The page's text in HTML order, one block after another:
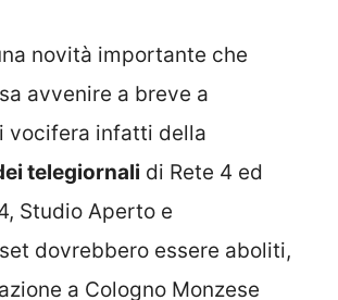
novità importante che
avvenire a breve a
vocifera infatti della
telegiornali di Rete 4 ed
Studio Aperto e
dovrebbero essere aboliti,
a Cologno Monzese